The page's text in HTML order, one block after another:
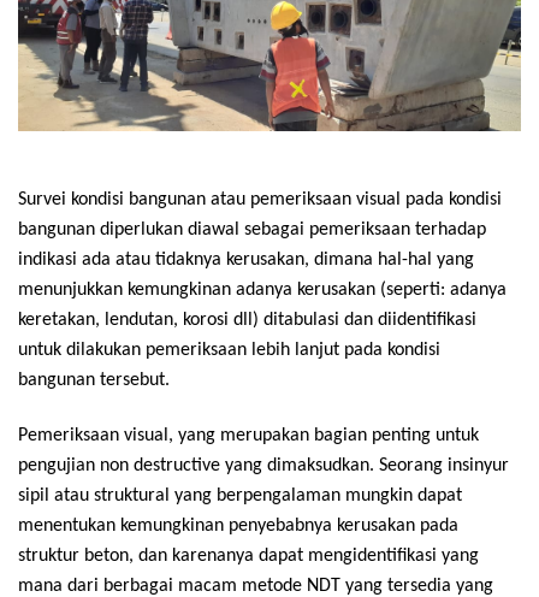
Survei kondisi bangunan atau pemeriksaan visual pada kondisi
bangunan diperlukan diawal sebagai pemeriksaan terhadap
indikasi ada atau tidaknya kerusakan, dimana hal-hal yang
menunjukkan kemungkinan adanya kerusakan (seperti: adanya
keretakan, lendutan, korosi dll) ditabulasi dan diidentifikasi
untuk dilakukan pemeriksaan lebih lanjut pada kondisi
bangunan tersebut.
Pemeriksaan visual, yang merupakan bagian penting untuk
pengujian non destructive yang dimaksudkan. Seorang insinyur
sipil atau struktural yang berpengalaman mungkin dapat
menentukan kemungkinan penyebabnya kerusakan pada
struktur beton, dan karenanya dapat mengidentifikasi yang
mana dari berbagai macam metode NDT yang tersedia yang